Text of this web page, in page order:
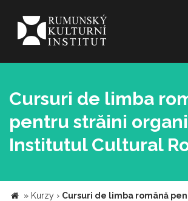
Cursuri de limba
pentru străini
Institutul Cultural
» Kurzy › Cursuri de limba română